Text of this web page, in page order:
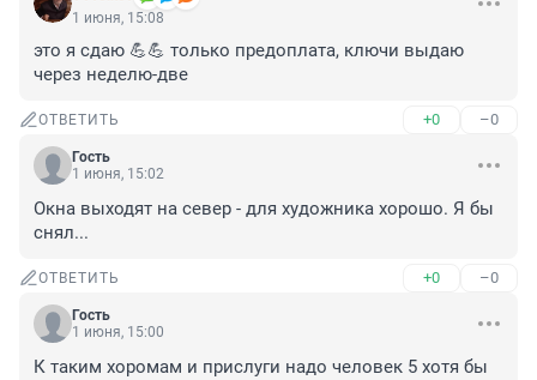
1 июня, 15:08
это я сдаю 💪💪 только предоплата, ключи выдаю
через неделю-две
ОТВЕТИТЬ +0 –0
Гость
1 июня, 15:02
Окна выходят на север - для художника хорошо. Я бы
снял...
ОТВЕТИТЬ +0 –0
Гость
1 июня, 15:00
К таким хоромам и прислуги надо человек 5 хотя бы